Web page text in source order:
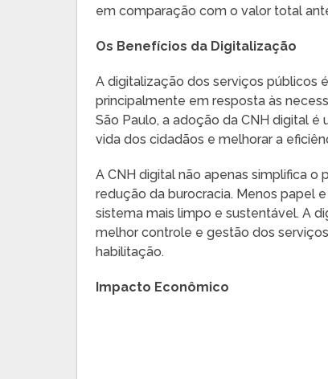
em comparação com o valor total
Os Benefícios da Digitalização
A digitalização dos serviços públicos
principalmente em resposta às
São Paulo, a adoção da CNH digital
vida dos cidadãos e melhorar a
A CNH digital não apenas simplifica
redução da burocracia. Menos papel
sistema mais limpo e sustentável. A
melhor controle e gestão dos
habilitação.
Impacto Econômico